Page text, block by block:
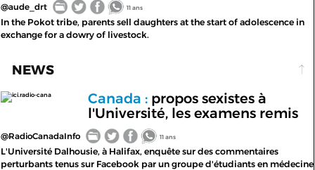
@aude_drt 11 ans
In the Pokot tribe, parents sell daughters at the start of adolescence in
exchange for a dowry of livestock.
NEWS
ici.radio-cana Canada :propos sexistes à
l'Université, les examens remis
@RadioCanadaInfo 11 ans
L'Université Dalhousie, à Halifax, enquête sur des commentaires
perturbants tenus sur Facebook par un groupe d'étudiants en médecine